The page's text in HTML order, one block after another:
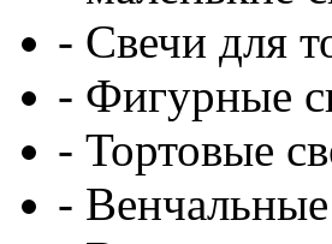
- Свечи для
- Фигурные
- Тортовые
-